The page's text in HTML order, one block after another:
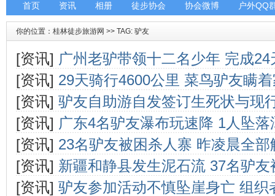
首页 资讯 相册 徒步协会 协会微博 户外QQ
你的位置： 桂林徒步旅游网 >> TAG: 驴友
[资讯] 广州老驴带领十二名少年 完成
[资讯] 29天骑行4600公里 菜鸟驴友瞒
[资讯] 驴友自助游自发签订生死状与现
[资讯] 广东4名驴友瀑布玩速降 1人坠
[资讯] 23名驴友被困杀人寨 昨凌晨全部
[资讯] 新疆和静县发生泥石流 37名驴
[资讯] 驴友参加活动不慎坠崖身亡 组织